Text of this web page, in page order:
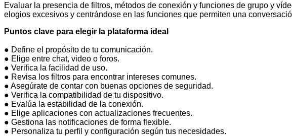
Evaluar la presencia de filtros, métodos de conexión y funciones de grupo y
elogios excesivos y centrándose en las funciones que permiten una
Puntos clave para elegir la plataforma ideal
● Define el propósito de tu comunicación.
● Elige entre chat, video o foros.
● Verifica la facilidad de uso.
● Revisa los filtros para encontrar intereses comunes.
● Asegúrate de contar con buenas opciones de seguridad.
● Verifica la compatibilidad de tu dispositivo.
● Evalúa la estabilidad de la conexión.
● Elige aplicaciones con actualizaciones frecuentes.
● Gestiona las notificaciones de forma flexible.
● Personaliza tu perfil y configuración según tus necesidades.